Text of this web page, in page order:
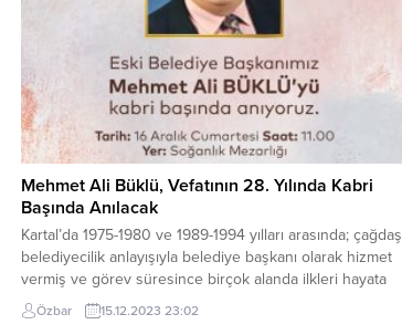
Mehmet Ali Büklü, Vefatının 28. Yılında Kabri
Başında Anılacak
Kartal’da 1975-1980 ve 1989-1994 yılları arasında; çağdaş
belediyecilik anlayışıyla belediye başkanı olarak hizmet
vermiş ve görev süresince birçok alanda ilkleri hayata
geçirmiş olan Mehmet Ali Büklü, vefatının 28. yılında
Soğanlık Mezarlığı’ndaki kabri başında anılacak. Kartal
Özbar 15.12.2023 23:02